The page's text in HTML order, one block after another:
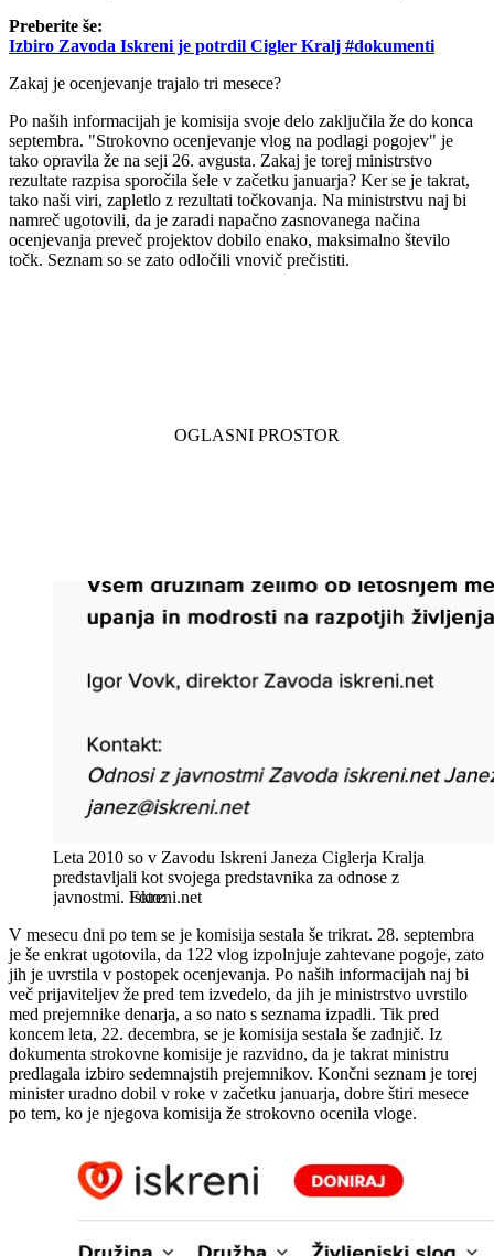
Preberite še:
Izbiro Zavoda Iskreni je potrdil Cigler Kralj #dokumenti
Zakaj je ocenjevanje trajalo tri mesece?
Po naših informacijah je komisija svoje delo zaključila že do konca
septembra. "Strokovno ocenjevanje vlog na podlagi pogojev" je
tako opravila že na seji 26. avgusta. Zakaj je torej ministrstvo
rezultate razpisa sporočila šele v začetku januarja? Ker se je takrat,
tako naši viri, zapletlo z rezultati točkovanja. Na ministrstvu naj bi
namreč ugotovili, da je zaradi napačno zasnovanega načina
ocenjevanja preveč projektov dobilo enako, maksimalno število
točk. Seznam so se zato odločili vnovič prečistiti.
Leta 2010 so v Zavodu Iskreni Janeza Ciglerja Kralja
predstavljali kot svojega predstavnika za odnose z
javnostmi. Iskreni.net
V mesecu dni po tem se je komisija sestala še trikrat. 28. septembra
je še enkrat ugotovila, da 122 vlog izpolnjuje zahtevane pogoje, zato
jih je uvrstila v postopek ocenjevanja. Po naših informacijah naj bi
več prijaviteljev že pred tem izvedelo, da jih je ministrstvo uvrstilo
med prejemnike denarja, a so nato s seznama izpadli. Tik pred
koncem leta, 22. decembra, se je komisija sestala še zadnjič. Iz
dokumenta strokovne komisije je razvidno, da je takrat ministru
predlagala izbiro sedemnajstih prejemnikov. Končni seznam je torej
minister uradno dobil v roke v začetku januarja, dobre štiri mesece
po tem, ko je njegova komisija že strokovno ocenila vloge.